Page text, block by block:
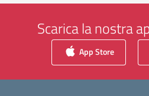
Scarica la nostra
App Store